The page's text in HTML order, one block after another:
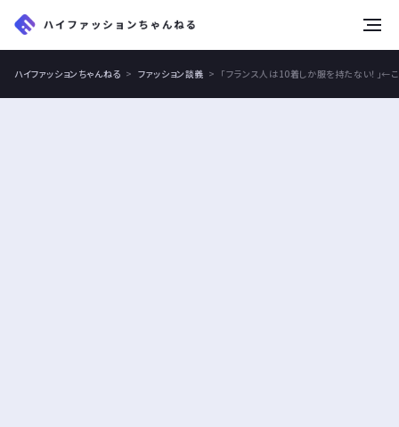
ハイファッションちゃんねる ファッション談義 「フランス人は10着しか服を持たない！」←